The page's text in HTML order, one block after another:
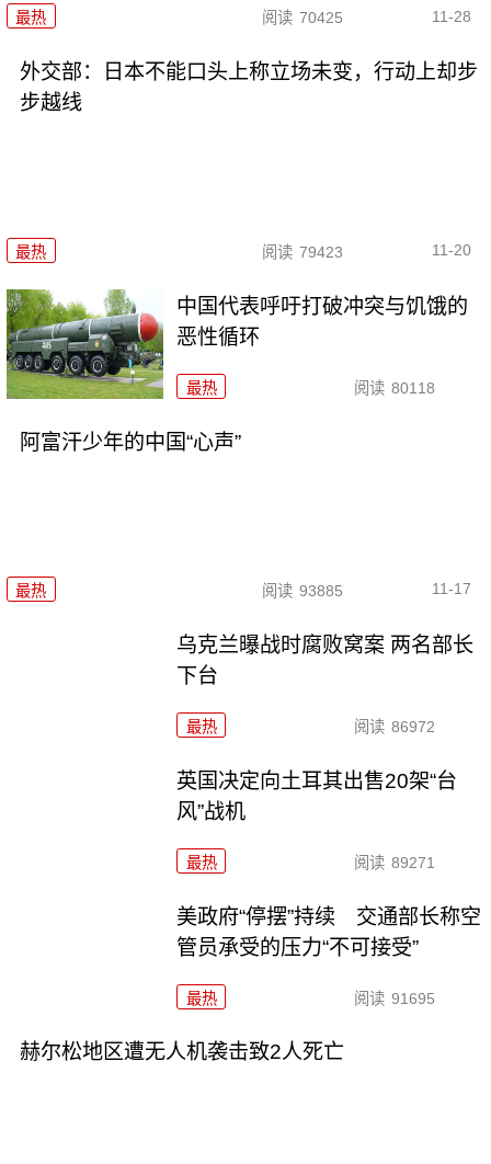
最热 阅读 70425 11-28
外交部：日本不能口头上称立场未变，行动上却步
步越线
最热 阅读 79423 11-20
中国代表呼吁打破冲突与饥饿的
恶性循环
最热 阅读 80118
阿富汗少年的中国“心声”
最热 阅读 93885 11-17
乌克兰曝战时腐败窝案 两名部长
下台
最热 阅读 86972
英国决定向土耳其出售20架“台
风”战机
最热 阅读 89271
美政府“停摆”持续 交通部长称空
管员承受的压力“不可接受”
最热 阅读 91695
赫尔松地区遭无人机袭击致2人死亡